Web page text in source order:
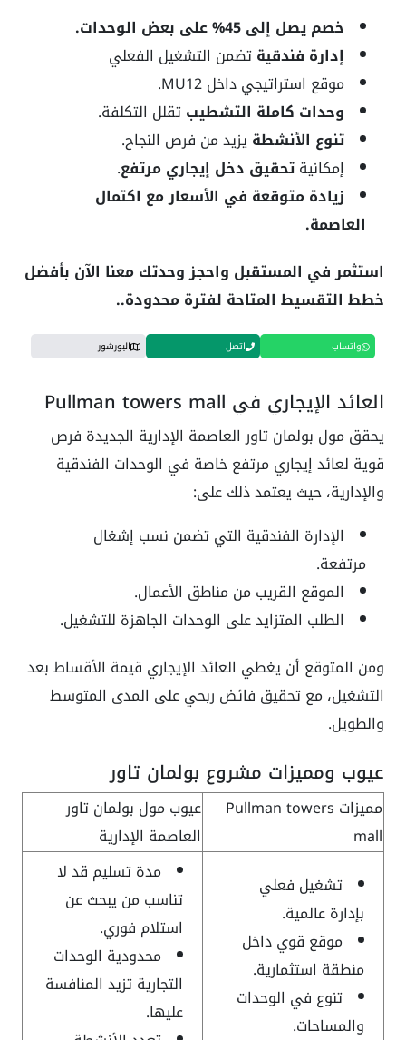
خصم يصل إلى 45% على بعض الوحدات.
إدارة فندقيةتضمن التشغيل الفعلي
موقع استراتيجي داخل MU12.
وحدات كاملة التشطيبتقلل التكلفة.
تنوع الأنشطةيزيد من فرص النجاح.
إمكانيةتحقيق دخل إيجاري مرتفع.
زيادة متوقعة في الأسعار مع اكتمال
العاصمة.
استثمر في المستقبل واحجز وحدتك معنا الآن بأفضل
خطط التقسيط المتاحة لفترة محدودة..
واتساب اتصل البورشور
العائد الإيجاري في Pullman towers mall
يحقق مول بولمان تاور العاصمة الإدارية الجديدة فرص
قوية لعائد إيجاري مرتفع خاصة في الوحدات الفندقية
والإدارية، حيث يعتمد ذلك على:
الإدارة الفندقية التي تضمن نسب إشغال
مرتفعة.
الموقع القريب من مناطق الأعمال.
الطلب المتزايد على الوحدات الجاهزة للتشغيل.
ومن المتوقع أن يغطي العائد الإيجاري قيمة الأقساط بعد
التشغيل، مع تحقيق فائض ربحي على المدى المتوسط
والطويل.
عيوب ومميزات مشروع بولمان تاور
مميزات Pullman towers
mall
عيوب مول بولمان تاور
العاصمة الإدارية
تشغيل فعلي
بإدارة عالمية.
موقع قوي داخل
منطقة استثمارية.
تنوع في الوحدات
والمساحات.
مدة تسليم قد لا
تناسب من يبحث عن
استلام فوري.
محدودية الوحدات
التجارية تزيد المنافسة
عليها.